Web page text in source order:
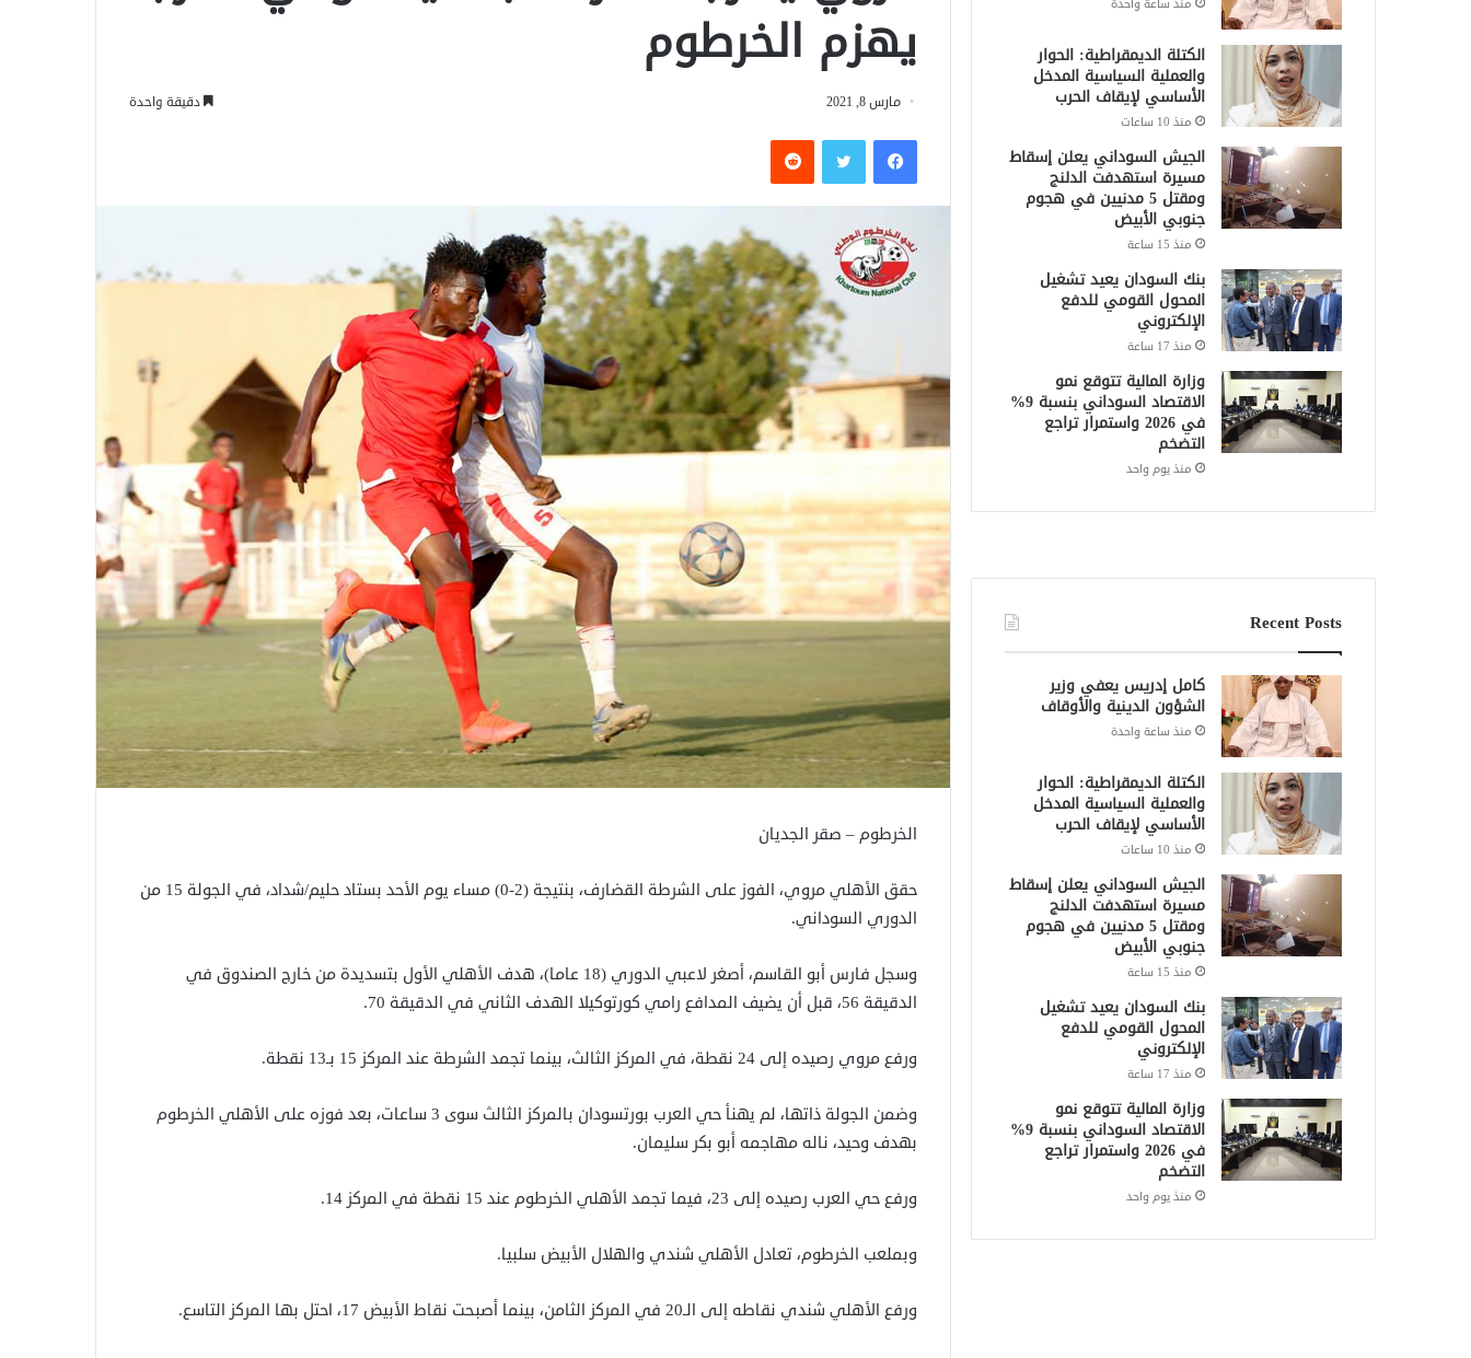
يهزم الخرطوم
مارس 8, 2021 دقيقة واحدة
فيسبوكتويتر
الخرطوم – صقر الجديان
حقق الأهلي مروي، الفوز على الشرطة القضارف، بنتيجة (2-0) مساء يوم الأحد بستاد حليم/شداد، في الجولة 15 من
الدوري السوداني.
وسجل فارس أبو القاسم، أصغر لاعبي الدوري (18 عاما)، هدف الأهلي الأول بتسديدة من خارج الصندوق في
الدقيقة 56، قبل أن يضيف المدافع رامي كورتوكيلا الهدف الثاني في الدقيقة 70.
ورفع مروي رصيده إلى 24 نقطة، في المركز الثالث، بينما تجمد الشرطة عند المركز 15 بـ13 نقطة.
وضمن الجولة ذاتها، لم يهنأ حي العرب بورتسودان بالمركز الثالث سوى 3 ساعات، بعد فوزه على الأهلي الخرطوم
بهدف وحيد، ناله مهاجمه أبو بكر سليمان.
ورفع حي العرب رصيده إلى 23، فيما تجمد الأهلي الخرطوم عند 15 نقطة في المركز 14.
وبملعب الخرطوم، تعادل الأهلي شندي والهلال الأبيض سلبيا.
ورفع الأهلي شندي نقاطه إلى الـ20 في المركز الثامن، بينما أصبحت نقاط الأبيض 17، احتل بها المركز التاسع.
منذ ساعة واحدة
الكتلة الديمقراطية: الحوار
والعملية السياسية المدخل
الأساسي لإيقاف الحرب
منذ 10 ساعات
الجيش السوداني يعلن إسقاط
مسيرة استهدفت الدلنج
ومقتل 5 مدنيين في هجوم
جنوبي الأبيض
منذ 15 ساعة
بنك السودان يعيد تشغيل
المحول القومي للدفع
الإلكتروني
منذ 17 ساعة
وزارة المالية تتوقع نمو
الاقتصاد السوداني بنسبة 9%
في 2026 واستمرار تراجع
التضخم
منذ يوم واحد
Recent Posts
كامل إدريس يعفي وزير
الشؤون الدينية والأوقاف
منذ ساعة واحدة
الكتلة الديمقراطية: الحوار
والعملية السياسية المدخل
الأساسي لإيقاف الحرب
منذ 10 ساعات
الجيش السوداني يعلن إسقاط
مسيرة استهدفت الدلنج
ومقتل 5 مدنيين في هجوم
جنوبي الأبيض
منذ 15 ساعة
بنك السودان يعيد تشغيل
المحول القومي للدفع
الإلكتروني
منذ 17 ساعة
وزارة المالية تتوقع نمو
الاقتصاد السوداني بنسبة 9%
في 2026 واستمرار تراجع
التضخم
منذ يوم واحد